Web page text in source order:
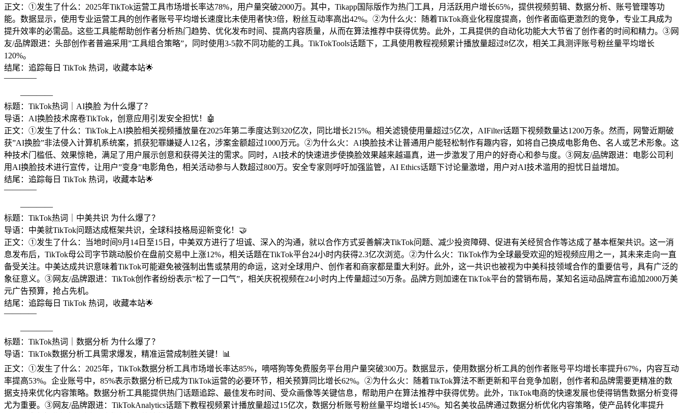
正文：①发生了什么：2025年TikTok运营工具市场增长率达78%，用户量突破2000万。其中，Tikapp国际版作为热门工具，月活跃用户增长65%，提供视频剪辑、数据分析、账号管理等功
能。数据显示，使用专业运营工具的创作者账号平均增长速度比未使用者快3倍，粉丝互动率高出42%。②为什么火：随着TikTok商业化程度提高，创作者面临更激烈的竞争，专业工具成为
提升效率的必需品。这些工具能帮助创作者分析热门趋势、优化发布时间、提高内容质量，从而在算法推荐中获得优势。此外，工具提供的自动化功能大大节省了创作者的时间和精力。③网
友/品牌跟进：头部创作者普遍采用”工具组合策略”，同时使用3-5款不同功能的工具。TikTokTools话题下，工具使用教程视频累计播放量超过8亿次，相关工具测评账号粉丝量平均增长
120%。
结尾：追踪每日 TikTok 热词，收藏本站🌟
————
————
标题：TikTok热词｜AI换脸 为什么爆了？
导语：AI换脸技术席卷TikTok，创意应用引发安全担忧！🤖
正文：①发生了什么：TikTok上AI换脸相关视频播放量在2025年第二季度达到320亿次，同比增长215%。相关滤镜使用量超过5亿次，AIFilter话题下视频数量达1200万条。然而，网警近期破
获”AI换脸”非法侵入计算机系统案，抓获犯罪嫌疑人12名，涉案金额超过1000万元。②为什么火：AI换脸技术让普通用户能轻松制作有趣内容，如将自己换成电影角色、名人或艺术形象。这
种技术门槛低、效果惊艳，满足了用户展示创意和获得关注的需求。同时，AI技术的快速进步使换脸效果越来越逼真，进一步激发了用户的好奇心和参与度。③网友/品牌跟进：电影公司利
用AI换脸技术进行宣传，让用户”变身”电影角色，相关活动参与人数超过800万。安全专家则呼吁加强监管，AI Ethics话题下讨论量激增，用户对AI技术滥用的担忧日益增加。
结尾：追踪每日 TikTok 热词，收藏本站🌟
————
————
标题：TikTok热词｜中美共识 为什么爆了？
导语：中美就TikTok问题达成框架共识，全球科技格局迎新变化！🤝
正文：①发生了什么：当地时间9月14日至15日，中美双方进行了坦诚、深入的沟通，就以合作方式妥善解决TikTok问题、减少投资障碍、促进有关经贸合作等达成了基本框架共识。这一消
息发布后，TikTok母公司字节跳动股价在盘前交易中上涨12%，相关话题在TikTok平台24小时内获得2.3亿次浏览。②为什么火：TikTok作为全球最受欢迎的短视频应用之一，其未来走向一直
备受关注。中美达成共识意味着TikTok可能避免被强制出售或禁用的命运，这对全球用户、创作者和商家都是重大利好。此外，这一共识也被视为中美科技领域合作的重要信号，具有广泛的
象征意义。③网友/品牌跟进：TikTok创作者纷纷表示”松了一口气”，相关庆祝视频在24小时内上传量超过50万条。品牌方则加速在TikTok平台的营销布局，某知名运动品牌宣布追加2000万美
元广告预算，抢占先机。
结尾：追踪每日 TikTok 热词，收藏本站🌟
————
————
标题：TikTok热词｜数据分析 为什么爆了？
导语：TikTok数据分析工具需求爆发，精准运营成制胜关键！📊
正文：①发生了什么：2025年，TikTok数据分析工具市场增长率达85%，嘀嗒狗等免费服务平台用户量突破300万。数据显示，使用数据分析工具的创作者账号平均增长率提升67%，内容互动
率提高53%。企业账号中，85%表示数据分析已成为TikTok运营的必要环节，相关预算同比增长62%。②为什么火：随着TikTok算法不断更新和平台竞争加剧，创作者和品牌需要更精准的数
据支持来优化内容策略。数据分析工具能提供热门话题追踪、最佳发布时间、受众画像等关键信息，帮助用户在算法推荐中获得优势。此外，TikTok电商的快速发展也使得销售数据分析变得
尤为重要。③网友/品牌跟进：TikTokAnalytics话题下教程视频累计播放量超过15亿次，数据分析账号粉丝量平均增长145%。知名美妆品牌通过数据分析优化内容策略，使产品转化率提升